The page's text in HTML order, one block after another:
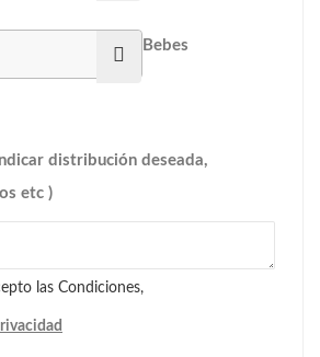
Bebes
distribución deseada,
etc )
las Condiciones,